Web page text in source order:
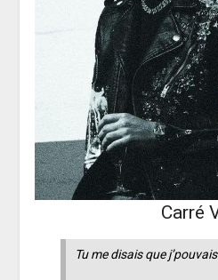
Carré
Tu me disais que